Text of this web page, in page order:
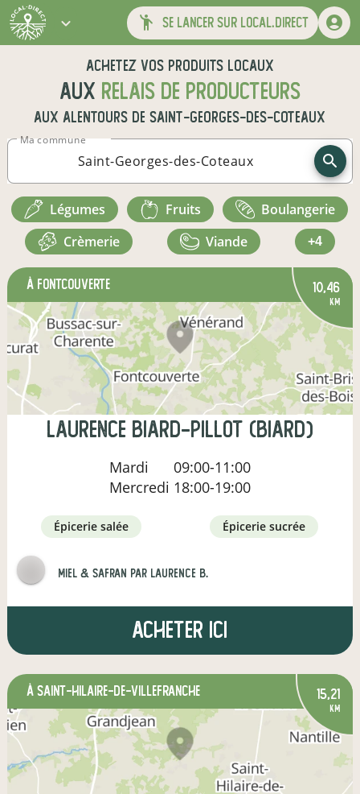
se lancer sur local.direct
Achetez vos produits locaux
aux relais de producteurs
aux alentours deSaint-Georges-des-Coteaux
Ma commune
légumes fruits
boulangerie
crèmerie
viande +4
à Fontcouverte 10,46
km
laurence biard-pillot (biard)
Mardi
09:00-11:00
Mercredi 18:00-19:00
épicerie salée épicerie sucrée
Miel & Safran par Laurence B.
Acheter ici
à Saint-Hilaire-de-Villefranche 15,21
km